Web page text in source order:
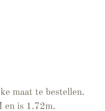
maat te bestellen.
en is 1.72m.